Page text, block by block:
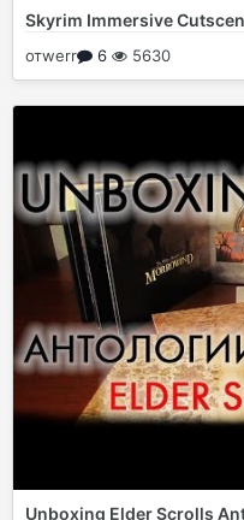
Skyrim Immersive
отwerr 6 5630
Unboxing Elder Scrolls